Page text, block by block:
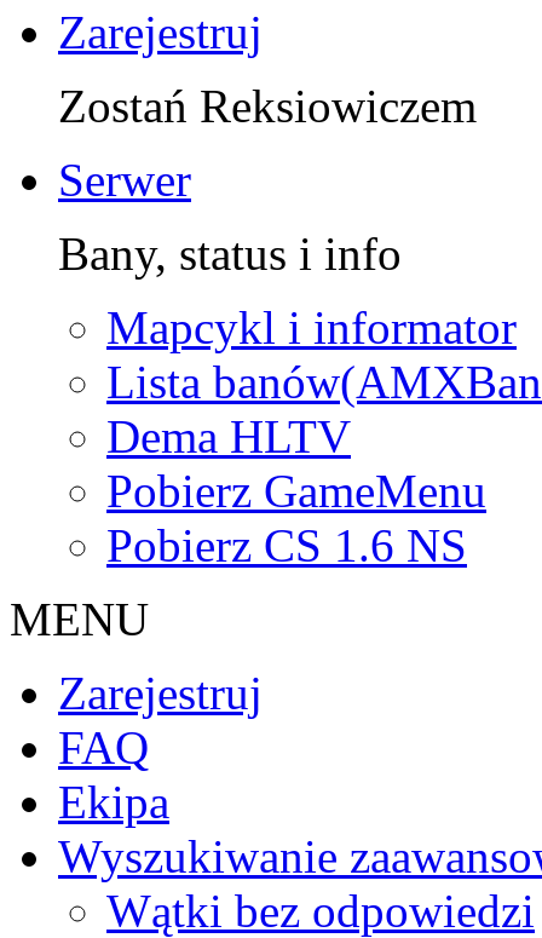
Zarejestruj
Zostań Reksiowiczem
Serwer
Bany, status i info
Mapcykl i informator
Lista
Dema HLTV
Pobierz GameMenu
Pobierz CS 1.6 NS
MENU
Zarejestruj
FAQ
Ekipa
Wyszukiwanie
Wątki bez odpowiedzi